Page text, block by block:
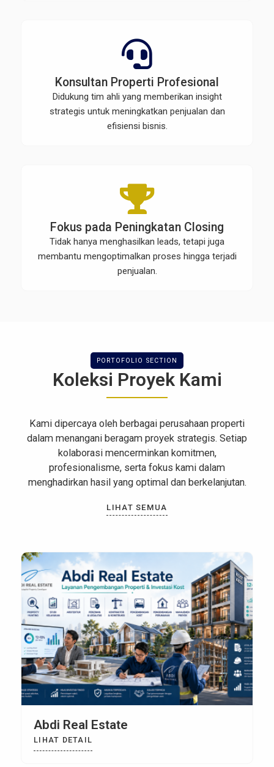
Konsultan Properti Profesional
Didukung tim ahli yang memberikan insight
strategis untuk meningkatkan penjualan dan
efisiensi bisnis.
Fokus pada Peningkatan Closing
Tidak hanya menghasilkan leads, tetapi juga
membantu mengoptimalkan proses hingga terjadi
penjualan.
PORTOFOLIO SECTION
Koleksi Proyek Kami
Kami dipercaya oleh berbagai perusahaan properti
dalam menangani beragam proyek strategis. Setiap
kolaborasi mencerminkan komitmen,
profesionalisme, serta fokus kami dalam
menghadirkan hasil yang optimal dan berkelanjutan.
LIHAT SEMUA
Abdi Real Estate
LIHAT DETAIL